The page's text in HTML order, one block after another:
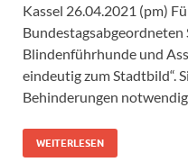
Kassel 26.04.2021 (pm)
Bundestagsabgeordneten
Blindenführhunde und
eindeutig zum Stadtbild“.
Behinderungen
WEITERLESEN